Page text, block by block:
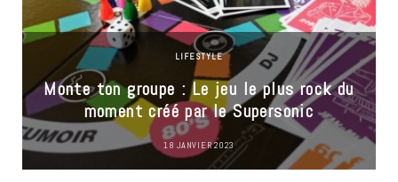
LIFESTYLE
Monte ton groupe : Le jeu le plus rock du
moment créé par le Supersonic
18 JANVIER 2023